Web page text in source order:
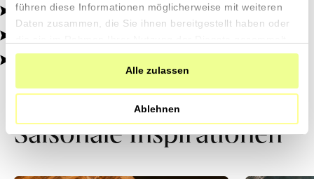
führen diese Informationen möglicherweise mit weiteren
Daten zusammen, die Sie ihnen bereitgestellt haben oder
haben.
Alle zulassen
Ablehnen
Natürliche Zutaten, echter Geschmack.
Von kleinen Höfen, direkt zu dir.
100% transparent, 0% Zusatzstoffe.
Saisonale Inspirationen